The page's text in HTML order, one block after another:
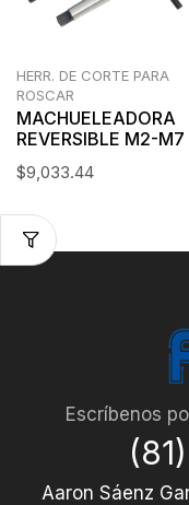
HERR. DE CORTE PARA
ROSCAR
MACHUELEADORA
REVERSIBLE M2-M7
$9,033.44
Escríbenos
Aaron Sáenz